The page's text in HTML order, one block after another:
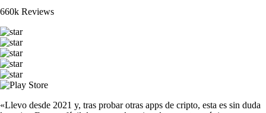
660k Reviews
«Llevo desde 2021 y, tras probar otras apps de cripto, esta es sin duda